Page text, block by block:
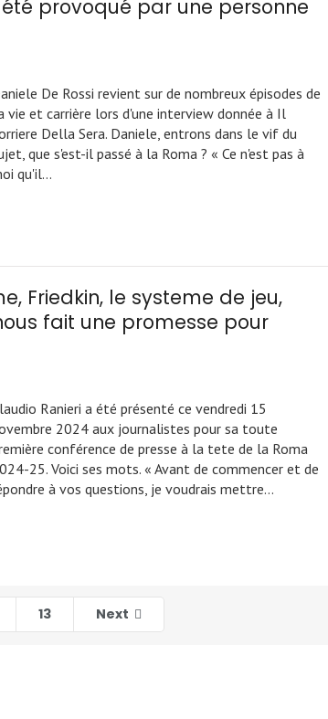
provoqué par une personne
De Rossi revient sur de nombreux épisodes de
vie et carrière lors d'une interview donnée à Il
Della Sera. Daniele, entrons dans le vif du
que s'est-il passé à la Roma ? « Ce n'est pas à
qu'il…
Friedkin, le systeme de jeu,
fait une promesse pour
Ranieri a été présenté ce vendredi 15
2024 aux journalistes pour sa toute
conférence de presse à la tete de la Roma
25. Voici ses mots. « Avant de commencer et de
à vos questions, je voudrais mettre…
13 Next